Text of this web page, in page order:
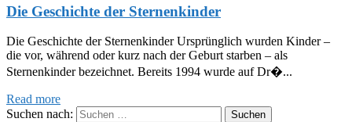
Die Geschichte der Sternenkinder
Die Geschichte der Sternenkinder Ursprünglich wurden Kinder –
die vor, während oder kurz nach der Geburt starben – als
Sternenkinder bezeichnet. Bereits 1994 wurde auf Dr�...
Read more
Suchen nach: